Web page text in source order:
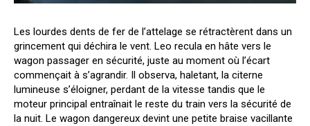
Les lourdes dents de fer de l’attelage se rétractèrent dans un
grincement qui déchira le vent. Leo recula en hâte vers le
wagon passager en sécurité, juste au moment où l’écart
commençait à s’agrandir. Il observa, haletant, la citerne
lumineuse s’éloigner, perdant de la vitesse tandis que le
moteur principal entraînait le reste du train vers la sécurité de
la nuit. Le wagon dangereux devint une petite braise vacillante